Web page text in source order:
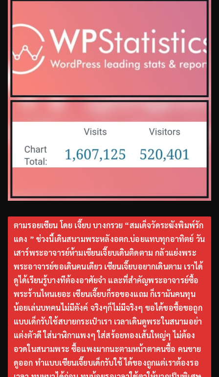
ตามรอยเซียน โดย เจี๊ยบ บางกรวย “สมเด็จวัดระฆังพิมพ์รัก
แดง ” ช่วงนี้เดินสนามพระหลังอตก.บ่อยแทบทุกอาทิตย์ วัน
เสาร์พระอาจารย์ห้ามเซียนเจี๊ยบเดินติดตาม กลัวแย่งพระ
พระอาจารย์ขอเดินคนเดียว เซียนเจี๊ยบอยากเดินตาม เราได้
ดูได้เรียนรู้บางทีต้องอาศัยจำ และที่สำคัญพระอาจารย์ซื้อ
พระร้านไหนเยอะ เซียนเจี๊ยบก็รอของแถม ก็เรามันคนทุน
น้อยเล่นบทคนไม่มีตังค์ จริงๆก็ไม่มีจริงๆ ขอได้ขอซื้อขอถูก
แบบเด็กรับใช้สบายกระเป๋าเรา เวลาเดินดูพระในสนามอย่า
แต่งตัวดี ใส่นาฬิกาแพงๆ ใส่สร้อยทองเส้นใหญ่ๆ ไม่ต้อง
อวดในสนามพระ ซื้อแพงมากนะตามหน้าตาคนซื้อ คนขาย
ดูออก ทำแบบเซียนเจี๊ยบเด็กรับใช้ ได้ของถูกแต่เราต้องรอ